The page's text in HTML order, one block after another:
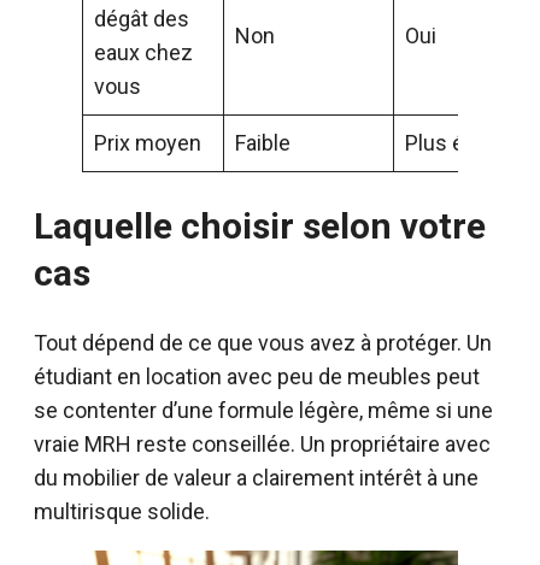
dégât des
eaux chez
vous
Non Oui
Prix moyen Faible Plus élevé
Laquelle choisir selon votre
cas
Tout dépend de ce que vous avez à protéger. Un
étudiant en location avec peu de meubles peut
se contenter d’une formule légère, même si une
vraie MRH reste conseillée. Un propriétaire avec
du mobilier de valeur a clairement intérêt à une
multirisque solide.